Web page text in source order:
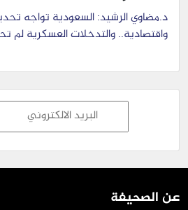
د.مضاوي الرشيد: السعودية تواجه
واقتصادية.. والتدخلات العسكرية لم
عن الصحيفة